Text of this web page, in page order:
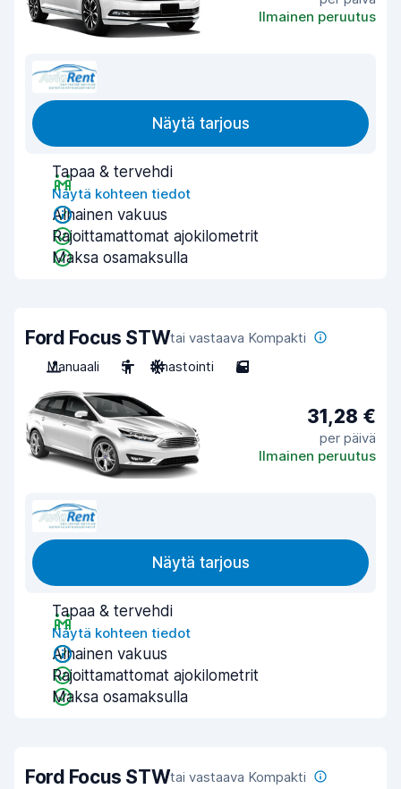
Ilmainen peruutus
Näytä tarjous
Tapaa & tervehdi
Näytä kohteen tiedot
Alhainen vakuus
Rajoittamattomat ajokilometrit
Maksa osamaksulla
Ford Focus STWtai vastaava Kompakti
Manuaali
5 Ilmastointi 5
31,28 €
per päivä
Ilmainen peruutus
Näytä tarjous
Tapaa & tervehdi
Näytä kohteen tiedot
Alhainen vakuus
Rajoittamattomat ajokilometrit
Maksa osamaksulla
Ford Focus STWtai vastaava Kompakti